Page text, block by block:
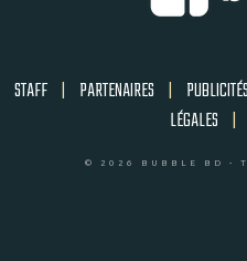
STAFF | PARTENAIRES |
LÉGALES |
© 2026 BUBBLE BD -